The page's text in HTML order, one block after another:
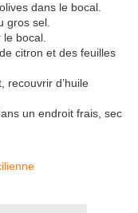
dans le bocal.
gros sel.
bocal.
citron et des feuilles
recouvrir d’huile
un endroit frais, sec